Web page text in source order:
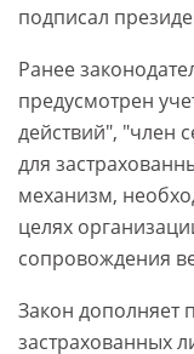
подписал
Ранее
предусмотрен
действий", "член
для
механизм,
целях
сопровождения
Закон дополняет
застрахованных